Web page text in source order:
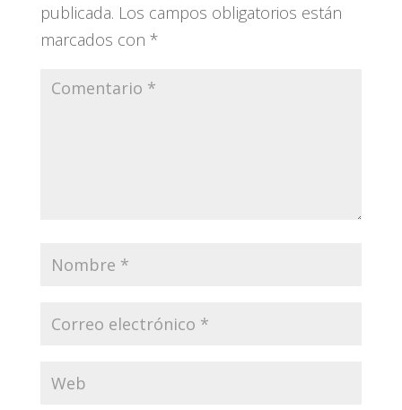
publicada. Los campos obligatorios están
marcados con *